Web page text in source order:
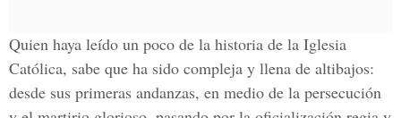
Quien haya leído un poco de la historia de la Iglesia
Católica, sabe que ha sido compleja y llena de altibajos:
desde sus primeras andanzas, en medio de la persecución